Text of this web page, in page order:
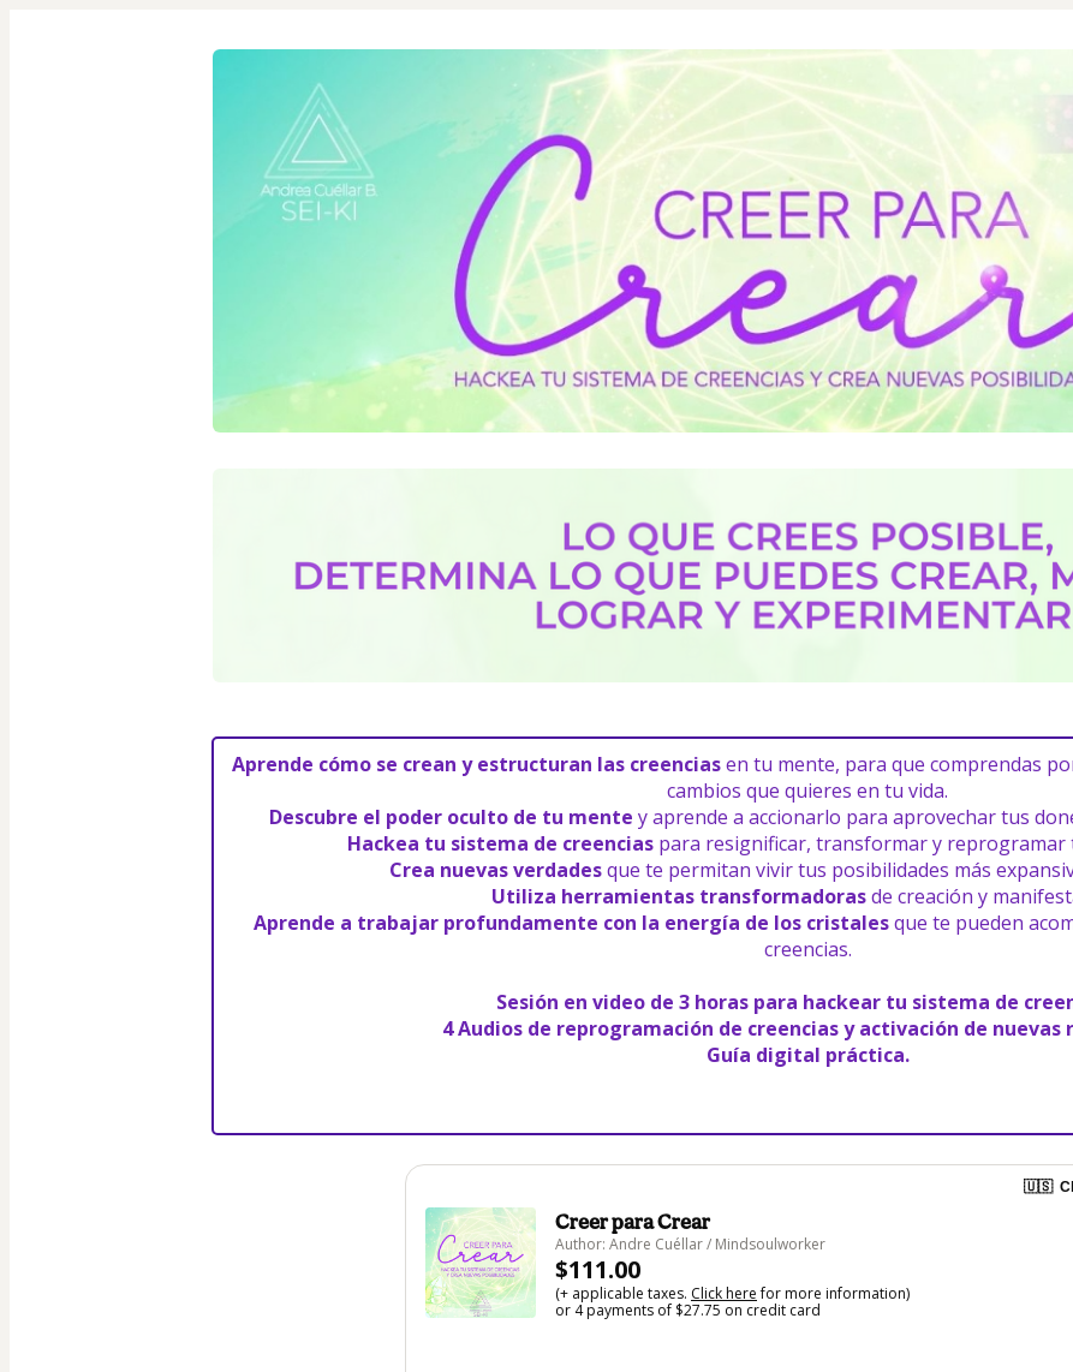
Aprende cómo se crean y estructuran las creencias en tu mente, para que comprendas
cambios que quieres en tu vida.
Descubre el poder oculto de tu mente y aprende a accionarlo para aprovechar tus
Hackea tu sistema de creencias para resignificar, transformar y reprogramar
Crea nuevas verdades que te permitan vivir tus posibilidades más
Utiliza herramientas transformadoras de creación y
Aprende a trabajar profundamente con la energía de los cristales que te pueden
creencias.
Sesión en video de 3 horas para hackear tu sistema de
4 Audios de reprogramación de creencias y activación de nuevas
Guía digital práctica.
🇺🇸
Creer para Crear
Author: Andre Cuéllar / Mindsoulworker
$111.00
(+ applicable taxes. Click herefor more information)
or 4 payments of $27.75 on credit card